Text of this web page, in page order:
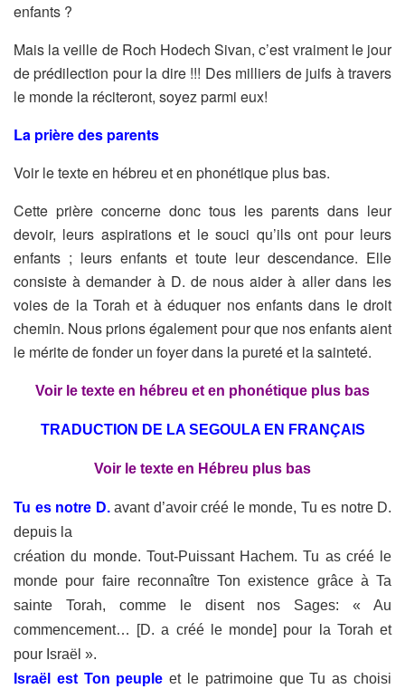
enfants ?
Mais la veille de Roch Hodech Sivan, c’est vraiment le jour
de prédilection pour la dire !!! Des milliers de juifs à travers
le monde la réciteront, soyezparmi eux!
La prière des parents
Voir le texte en hébreu et en phonétique plus bas.
Cette prière concerne donc tous les parents dans leur
devoir, leurs aspirationset le souci qu’ils ont pour leurs
enfants ; leurs enfants et toute leur descendance. Elle
consiste à demander à D. de nous aider à aller dans les
voies de la Torah et à éduquer nos enfants dans le droit
chemin. Nous prionségalement pour que nos enfants aient
le mérite de fonder un foyer dans lapureté et la sainteté.
Voir le texte en hébreu et en phonétique plus bas
TRADUCTION DE LA SEGOULA EN FRANÇAIS
Voir le texte en Hébreu plus bas
Tu es notre D. avant d’avoir créé le monde, Tu es notre D.
depuis la
création du monde. Tout-Puissant Hachem. Tu as créé le
monde pour faire reconnaître Ton existence grâce à Ta
sainte Torah, comme le disent nos Sages: « Au
commencement… [D. a créé le monde] pour la Torah et
pour Israël ».
Israël est Ton peuple et le patrimoine que Tu as choisi